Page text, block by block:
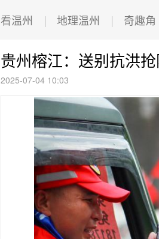
看温州 地理温州 奇趣角
贵州榕江：送别抗洪
2025-07-04 10:03